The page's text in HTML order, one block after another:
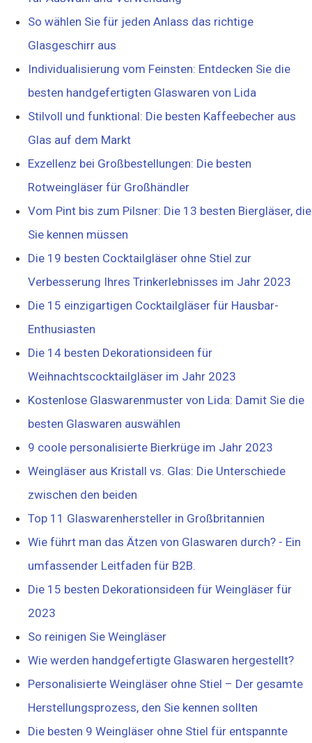
So wählen Sie für jeden Anlass das richtige
Glasgeschirr aus
Individualisierung vom Feinsten: Entdecken Sie die
besten handgefertigten Glaswaren von Lida
Stilvoll und funktional: Die besten Kaffeebecher aus
Glas auf dem Markt
Exzellenz bei Großbestellungen: Die besten
Rotweingläser für Großhändler
Vom Pint bis zum Pilsner: Die 13 besten Biergläser, die
Sie kennen müssen
Die 19 besten Cocktailgläser ohne Stiel zur
Verbesserung Ihres Trinkerlebnisses im Jahr 2023
Die 15 einzigartigen Cocktailgläser für Hausbar-
Enthusiasten
Die 14 besten Dekorationsideen für
Weihnachtscocktailgläser im Jahr 2023
Kostenlose Glaswarenmuster von Lida: Damit Sie die
besten Glaswaren auswählen
9 coole personalisierte Bierkrüge im Jahr 2023
Weingläser aus Kristall vs. Glas: Die Unterschiede
zwischen den beiden
Top 11 Glaswarenhersteller in Großbritannien
Wie führt man das Ätzen von Glaswaren durch? - Ein
umfassender Leitfaden für B2B.
Die 15 besten Dekorationsideen für Weingläser für
2023
So reinigen Sie Weingläser
Wie werden handgefertigte Glaswaren hergestellt?
Personalisierte Weingläser ohne Stiel – Der gesamte
Herstellungsprozess, den Sie kennen sollten
Die besten 9 Weingläser ohne Stiel für entspannte